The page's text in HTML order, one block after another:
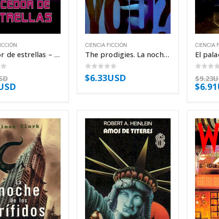
Hacedor de estrellas – Olaf Stapledon
CIENCIA FICCIÓN
The prodigies. La noche de los niños prodigio – Bernard Lenteric
0
$6.33USD
CIENCIA
$
$